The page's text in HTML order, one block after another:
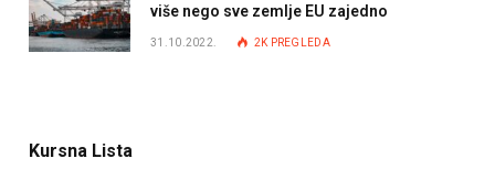
više nego sve zemlje EU zajedno
31.10.2022. 2K PREGLEDA
Kursna Lista